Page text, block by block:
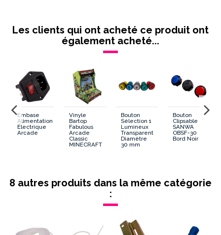
Les clients qui ont acheté ce produit ont
également acheté...
Embase
Alimentation
Électrique
Arcade
Vinyle
Bartop
Fabulous
Arcade
Classic
MINECRAFT
Bouton
Sélection 1
Lumineux
Transparent
Diamètre
30 mm
Bouton
Clipsable
SANWA
OBSF-30
Bord Noir
8 autres produits dans la même catégorie
: